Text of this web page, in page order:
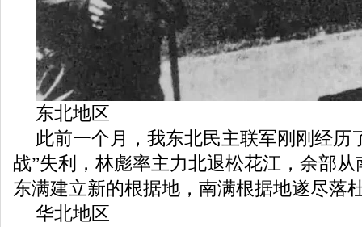
东北地区
此前一个月，我东北民主联军刚刚经历
战”失利，林彪率主力北退松花江，余部
东满建立新的根据地，南满根据地遂尽落
华北地区